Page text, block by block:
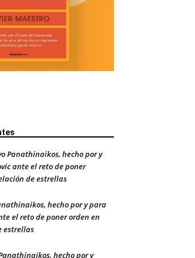
Panathinaikos, hecho por y
ante el reto de poner
de estrellas
hecho por y para
el reto de poner orden en
estrellas
hecho por y